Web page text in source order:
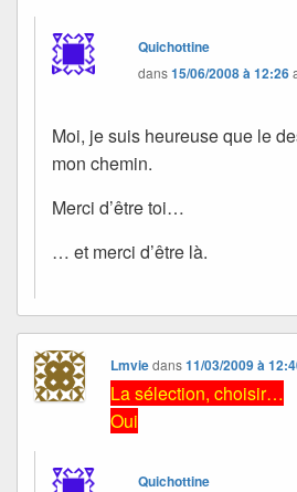
Quichottine
dans15/06/2008 à 12:26
Moi, je suis heureuse que le
mon chemin.
Merci d’être toi…
… et merci d’être là.
Lmviedans11/03/2009 à
La sélection, choisir…
Oui
Quichottine